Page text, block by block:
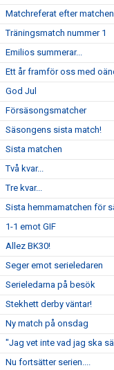
Matchreferat efter
Träningsmatch nummer 1
Emilios summerar...
Ett år framför oss med
God Jul
Försäsongsmatcher
Säsongens sista match!
Sista matchen
Två kvar...
Tre kvar...
Sista hemmamatchen för
1-1 emot GIF
Allez BK30!
Seger emot serieledaren
Serieledarna på besök
Stekhett derby väntar!
Ny match på onsdag
"Jag vet inte vad jag ska
Nu fortsätter serien....